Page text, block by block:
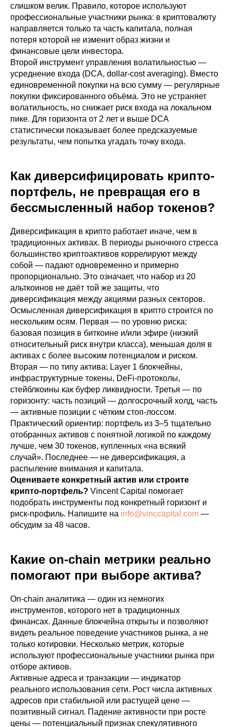
слишком велик. Правило, которое используют
профессиональные участники рынка: в криптовалюту
направляется только та часть капитала, полная
потеря которой не изменит образ жизни и
финансовые цели инвестора.
Второй инструмент управления волатильностью —
усреднение входа (DCA, dollar-cost averaging). Вместо
единовременной покупки на всю сумму — регулярные
покупки фиксированного объёма. Это не устраняет
волатильность, но снижает риск входа на локальном
пике. Для горизонта от 2 лет и выше DCA
статистически показывает более предсказуемые
результаты, чем попытка угадать точку входа.
Как диверсифицировать крипто-
портфель, не превращая его в
бессмысленный набор токенов?
Диверсификация в крипто работает иначе, чем в
традиционных активах. В периоды рыночного стресса
большинство криптоактивов коррелируют между
собой — падают одновременно и примерно
пропорционально. Это означает, что набор из 20
альткоинов не даёт той же защиты, что
диверсификация между акциями разных секторов.
Осмысленная диверсификация в крипто строится по
нескольким осям. Первая — по уровню риска:
базовая позиция в биткоине и/или эфире (низкий
относительный риск внутри класса), меньшая доля в
активах с более высоким потенциалом и риском.
Вторая — по типу актива: Layer 1 блокчейны,
инфраструктурные токены, DeFi-протоколы,
стейблкоины как буфер ликвидности. Третья — по
горизонту: часть позиций — долгосрочный холд, часть
— активные позиции с чётким стоп-лоссом.
Практический ориентир: портфель из 3–5 тщательно
отобранных активов с понятной логикой по каждому
лучше, чем 30 токенов, купленных «на всякий
случай». Последнее — не диверсификация, а
распыление внимания и капитала.
Оцениваете конкретный актив или строите
крипто-портфель? Vincent Capital помогает
подобрать инструменты под конкретный горизонт и
риск-профиль. Напишите на info@vinccapital.com —
обсудим за 48 часов.
Какие on-chain метрики реально
помогают при выборе актива?
On-chain аналитика — один из немногих
инструментов, которого нет в традиционных
финансах. Данные блокчейна открыты и позволяют
видеть реальное поведение участников рынка, а не
только котировки. Несколько метрик, которые
используют профессиональные участники рынка при
отборе активов.
Активные адреса и транзакции — индикатор
реального использования сети. Рост числа активных
адресов при стабильной или растущей цене —
позитивный сигнал. Падение активности при росте
цены — потенциальный признак спекулятивного